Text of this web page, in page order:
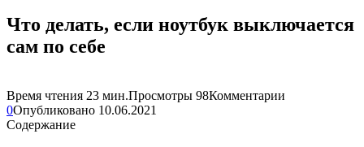
Что делать, если ноутбук выключается
сам по себе
Время чтения 23 мин.Просмотры 98Комментарии
0Опубликовано 10.06.2021
Содержание